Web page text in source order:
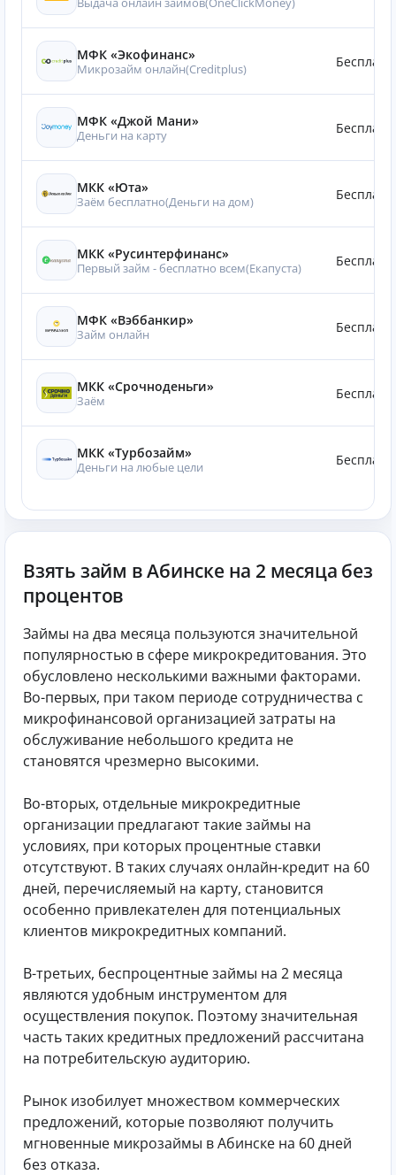
МФК «Экофинанс»
Микрозайм онлайн(Creditplus)
МФК «Джой Мани»
Деньги на карту
МКК «Юта»
Заём бесплатно(Деньги на дом)
МКК «Русинтерфинанс»
Первый займ - бесплатно всем(Eкапуста)
МФК «Вэббанкир»
Займ онлайн
МКК «Срочноденьги»
Заём
МКК «Турбозайм»
Деньги на любые цели
Взять займ в Абинске на 2 месяца без
процентов
Займы на два месяца пользуются значительной
популярностью в сфере микрокредитования. Это
обусловлено несколькими важными факторами.
Во-первых, при таком периоде сотрудничества с
микрофинансовой организацией затраты на
обслуживание небольшого кредита не
становятся чрезмерно высокими.
Во-вторых, отдельные микрокредитные
организации предлагают такие займы на
условиях, при которых процентные ставки
отсутствуют. В таких случаях онлайн-кредит на 60
дней, перечисляемый на карту, становится
особенно привлекателен для потенциальных
клиентов микрокредитных компаний.
В-третьих, беспроцентные займы на 2 месяца
являются удобным инструментом для
осуществления покупок. Поэтому значительная
часть таких кредитных предложений рассчитана
на потребительскую аудиторию.
Рынок изобилует множеством коммерческих
предложений, которые позволяют получить
мгновенные микрозаймы в Абинске на 60 дней
без отказа.